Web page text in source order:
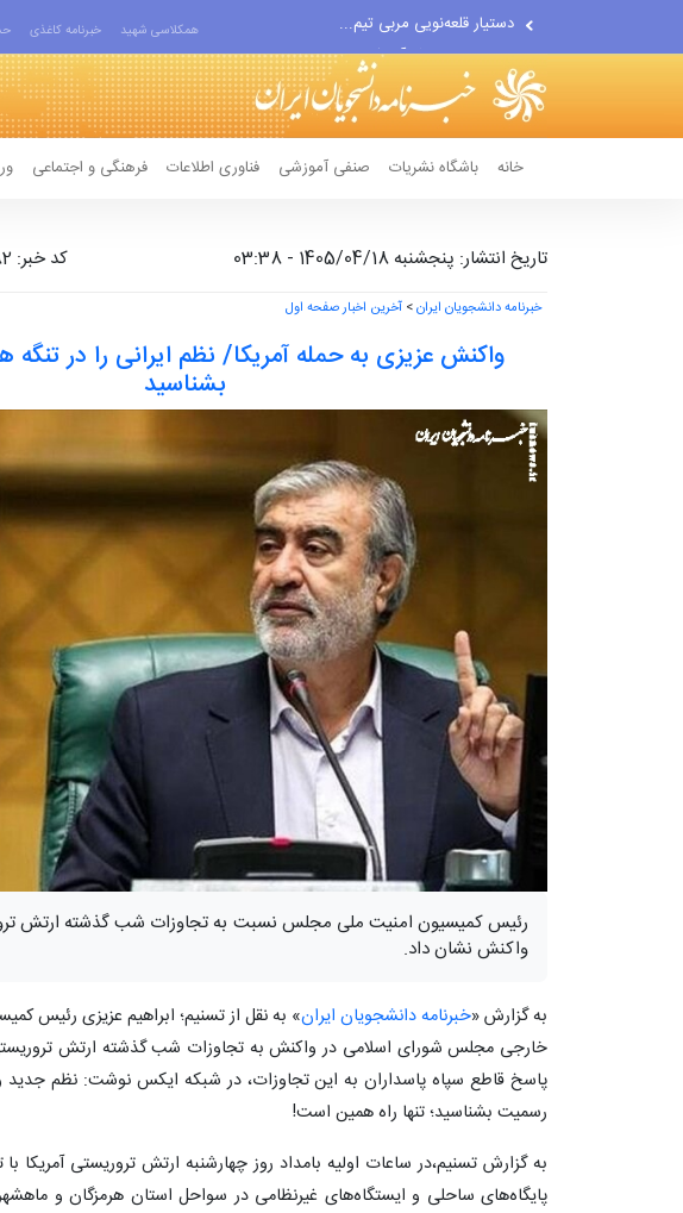
اقتصاددان معروف آمریکایی:...
انتشار اخبار جعلی توسط...
همکلاسی شهید خبرنامه کاغذی
خانه باشگاه نشریات صنفی آموزشی فناوری اطلاعات فرهنگی و اجتماعی
تاریخ انتشار: پنجشنبه 1405/04/18 - 03:38 کد خبر: 559682
خبرنامه دانشجویان ایران> آخرین اخبار صفحه اول
واکنش عزیزی به حمله آمریکا/ نظم ایرانی را در
بشناسید
رئیس کمیسیون امنیت ملی مجلس نسبت به تجاوزات شب گذشته ارتش
واکنش نشان داد.
به گزارش «خبرنامه دانشجویان ایران» به نقل از تسنیم؛ ابراهیم عزیزی رئیس
خارجی مجلس شورای اسلامی در واکنش به تجاوزات شب گذشته ارتش
پاسخ قاطع سپاه پاسداران به این تجاوزات، در شبکه ایکس نوشت: نظم جدید و
رسمیت بشناسید؛ تنها راه همین است!
به گزارش تسنیم،در ساعات اولیه بامداد روز چهارشنبه ارتش تروریستی آمریکا
پایگاه‌های ساحلی و ایستگاه‌های غیرنظامی در سواحل استان هرمزگان و